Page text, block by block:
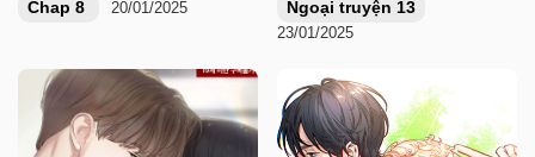
Chap 8 20/01/2025 Ngoại truyện 13
23/01/2025